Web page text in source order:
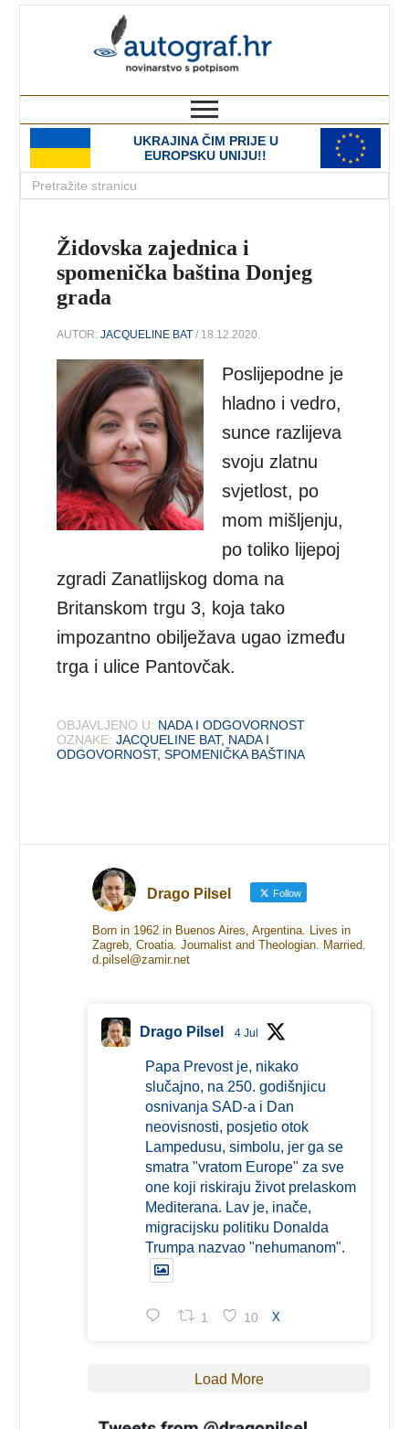
UKRAJINA ČIM PRIJE U
EUROPSKU UNIJU!!
Židovska zajednica i
spomenička baština Donjeg
grada
AUTOR:JACQUELINE BAT / 18.12.2020.
Poslijepodne je
hladno i vedro,
sunce razlijeva
svoju zlatnu
svjetlost, po
mom mišljenju,
po toliko lijepoj
zgradi Zanatlijskog doma na
Britanskom trgu 3, koja tako
impozantno obilježava ugao između
trga i ulice Pantovčak.
OBJAVLJENO U: NADA I ODGOVORNOST
OZNAKE: JACQUELINE BAT, NADA I
ODGOVORNOST,SPOMENIČKA BAŠTINA
Drago Pilsel Follow
Born in 1962 in Buenos Aires, Argentina. Lives in
Zagreb, Croatia. Journalist and Theologian. Married.
d.pilsel@zamir.net
Drago Pilsel 4 Jul
Papa Prevost je, nikako
slučajno, na 250. godišnjicu
osnivanja SAD-a i Dan
neovisnosti, posjetio otok
Lampedusu, simbolu, jer ga se
smatra "vratom Europe" za sve
one koji riskiraju život prelaskom
Mediterana. Lav je, inače,
migracijsku politiku Donalda
Trumpa nazvao "nehumanom".
1 10 X
Load More